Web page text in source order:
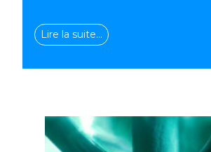
Lire la suite…